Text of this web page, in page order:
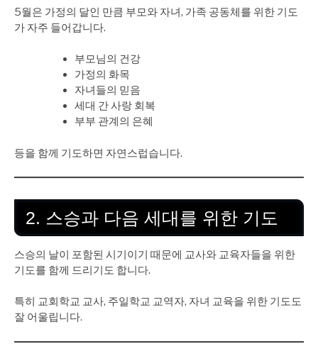
5월은 가정의 달인 만큼 부모와 자녀, 가족 공동체를 위한 기도
가 자주 들어갑니다.
부모님의 건강
가정의 화목
자녀들의 믿음
세대 간 사랑 회복
부부 관계의 은혜
등을 함께 기도하면 자연스럽습니다.
2. 스승과 다음 세대를 위한 기도
스승의 날이 포함된 시기이기 때문에 교사와 교육자들을 위한
기도를 함께 드리기도 합니다.
특히 교회학교 교사, 주일학교 교역자, 자녀 교육을 위한 기도도
잘 어울립니다.